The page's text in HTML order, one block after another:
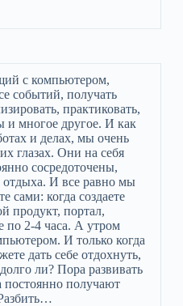
с компьютером,
событий, получать
практиковать,
и многое другое. И как
и делах, мы очень
глазах. Они на себя
сосредоточены,
отдыха. И все равно мы
сами: когда создаете
продукт, портал,
по 2-4 часа. А утром
И только когда
дать себе отдохнуть,
ли? Пора развивать
получают